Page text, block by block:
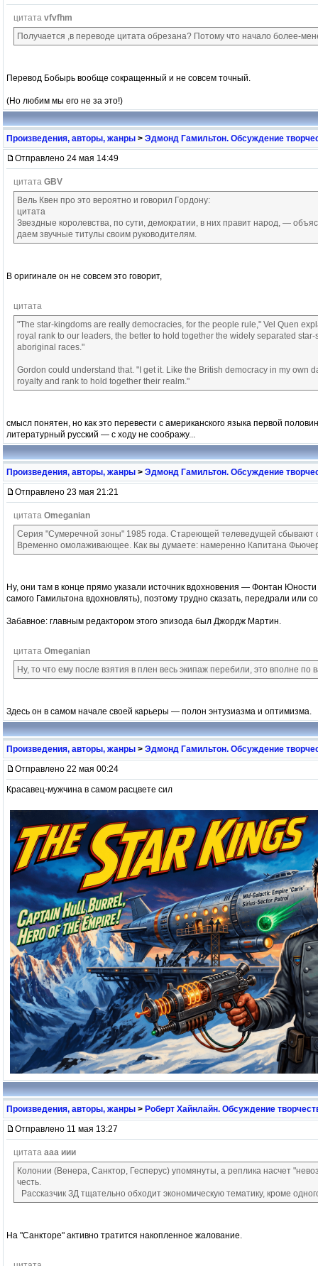
цитата vfvfhm
Получается ,в переводе цитата обрезана? Потому что начало более-
Перевод Бобырь вообще сокращенный и не совсем точный.
(Но любим мы его не за это!)
Произведения, авторы, жанры > Эдмонд Гамильтон. Обсуждение
Отправлено 24 мая 14:49
цитата GBV
Вель Квен про это вероятно и говорил Гордону:
цитата
Звездные королевства, по сути, демократии, в них правит народ, —
даем звучные титулы своим руководителям.
В оригинале он не совсем это говорит,
цитата
"The star-kingdoms are really democracies, for the people rule," Vel Quen
royal rank to our leaders, the better to hold together the widely separated
aboriginal races."
Gordon could understand that. "I get it. Like the British democracy in my own
royalty and rank to hold together their realm."
смысл понятен, но как это перевести с американского языка первой
литературный русский — с ходу не соображу...
Произведения, авторы, жанры > Эдмонд Гамильтон. Обсуждение
Отправлено 23 мая 21:21
цитата Omeganian
Серия "Сумеречной зоны" 1985 года. Стареющей телеведущей сбывают
Временно омолаживающее. Как вы думаете: намеренно Капитана
Ну, они там в конце прямо указали источник вдохновения — Фонтан
самого Гамильтона вдохновлять), поэтому трудно сказать, передрали или
Забавное: главным редактором этого эпизода был Джордж Мартин.
цитата Omeganian
Ну, то что ему после взятия в плен весь экипаж перебили, это вполне по
Здесь он в самом начале своей карьеры — полон энтузиазма и оптимизма.
Произведения, авторы, жанры > Эдмонд Гамильтон. Обсуждение
Отправлено 22 мая 00:24
Красавец-мужчина в самом расцвете сил
Произведения, авторы, жанры > Роберт Хайнлайн. Обсуждение
Отправлено 11 мая 13:27
цитата ааа иии
Колонии (Венера, Санктор, Гесперус) упомянуты, а реплика насчет
честь.
Рассказчик ЗД тщательно обходит экономическую тематику, кроме
На "Санкторе" активно тратится накопленное жалование.